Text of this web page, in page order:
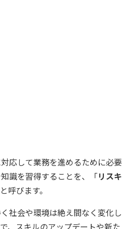
応して業務を進めるために必要
識を習得することを、「リスキ
呼びます。
社会や環境は絶え間なく変化し
、スキルのアップデートや新た